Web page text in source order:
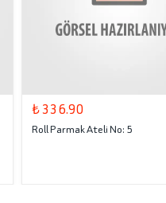
₺ 336.90
Roll Parmak Ateli No: 5